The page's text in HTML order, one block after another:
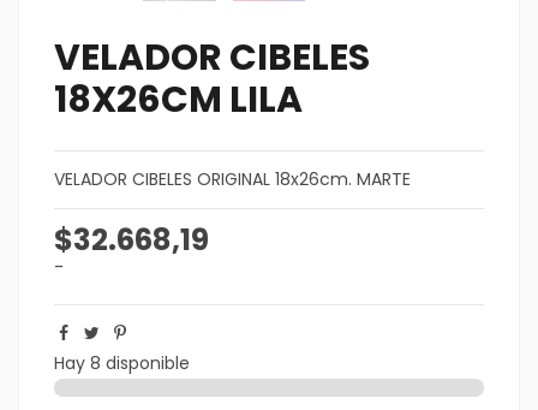
VELADOR CIBELES
18X26CM LILA
VELADOR CIBELES ORIGINAL 18x26cm. MARTE
$32.668,19
-
Hay 8 disponible